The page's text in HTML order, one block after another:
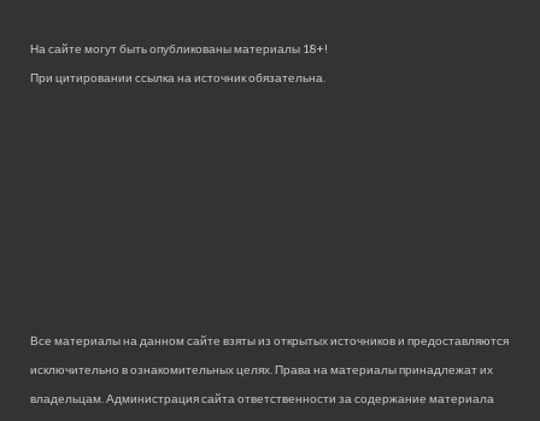
На сайте могут быть опубликованы материалы 18+!
При цитировании ссылка на источник обязательна.
Все материалы на данном сайте взяты из открытых источников и предоставляются
исключительно в ознакомительных целях. Права на материалы принадлежат их
владельцам. Администрация сайта ответственности за содержание материала